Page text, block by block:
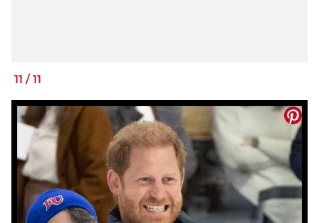
11 /11